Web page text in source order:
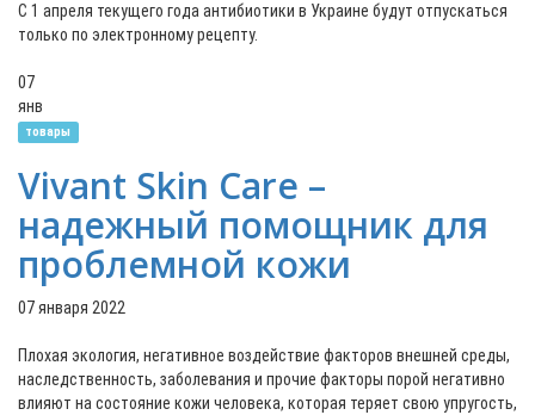
С 1 апреля текущего года антибиотики в Украине будут отпускаться
только по электронному рецепту.
07
янв
товары
Vivant Skin Care –
надежный помощник для
проблемной кожи
07 января 2022
Плохая экология, негативное воздействие факторов внешней среды,
наследственность, заболевания и прочие факторы порой негативно
влияют на состояние кожи человека, которая теряет свою упругость,